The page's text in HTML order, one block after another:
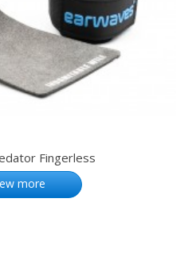
Fingerless
more